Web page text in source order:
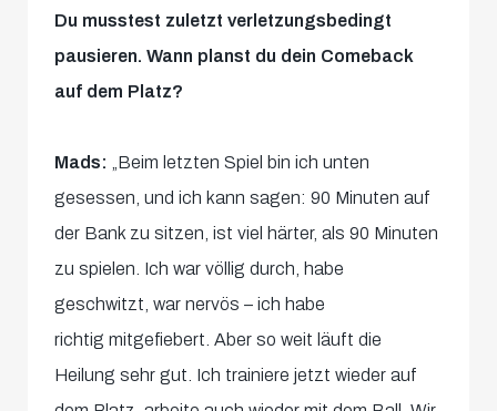
Du musstest zuletzt verletzungsbedingt
pausieren. Wann planst du dein Comeback
auf dem Platz?
Mads:
„Beim letzten Spiel bin ich unten
gesessen, und ich kann sagen: 90 Minuten auf
der Bank zu sitzen, ist viel härter, als 90 Minuten
zu spielen. Ich war völlig durch, habe
geschwitzt, war nervös – ich habe
richtig mitgefiebert. Aber so weit läuft die
Heilung sehr gut. Ich trainiere jetzt wieder auf